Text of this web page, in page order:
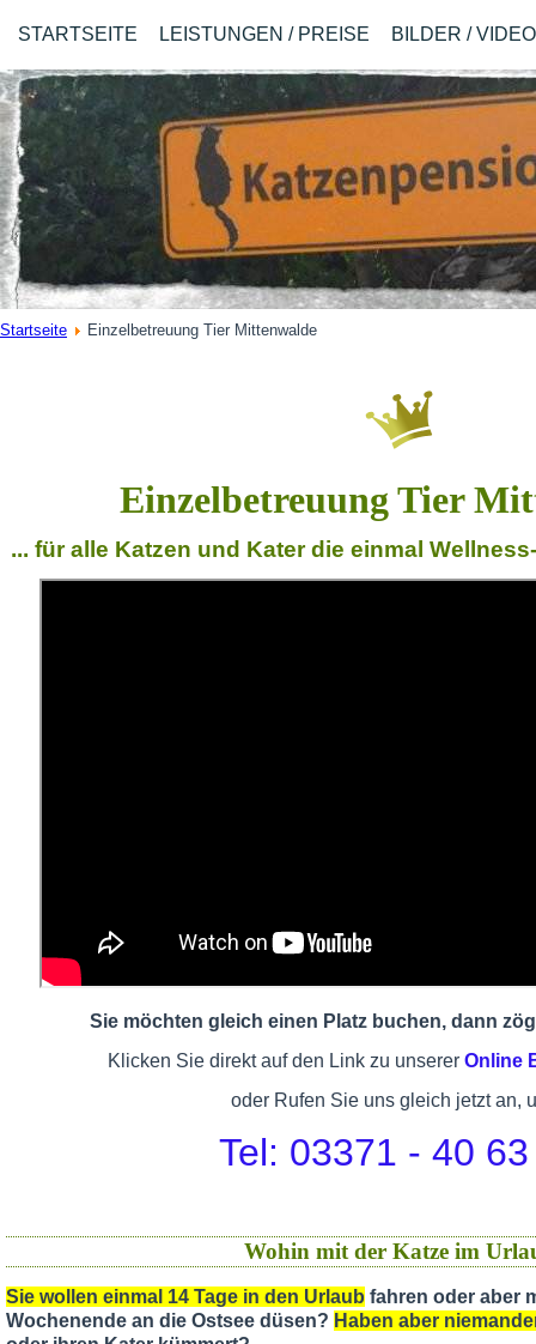
STARTSEITE LEISTUNGEN / PREISE BILDER /
Startseite Einzelbetreuung Tier Mittenwalde
Einzelbetreuung Tier
... für alle Katzen und Kater die einmal
Sie möchten gleich einen Platz buchen, dann
Klicken Sie direkt auf den Link zu unserer Online
oder Rufen Sie uns gleich jetzt an,
Tel: 03371 - 40
Wohin mit der Katze im
Sie wollen einmal 14 Tage in den Urlaub fahren oder aber
Wochenende an die Ostsee düsen? Haben aber